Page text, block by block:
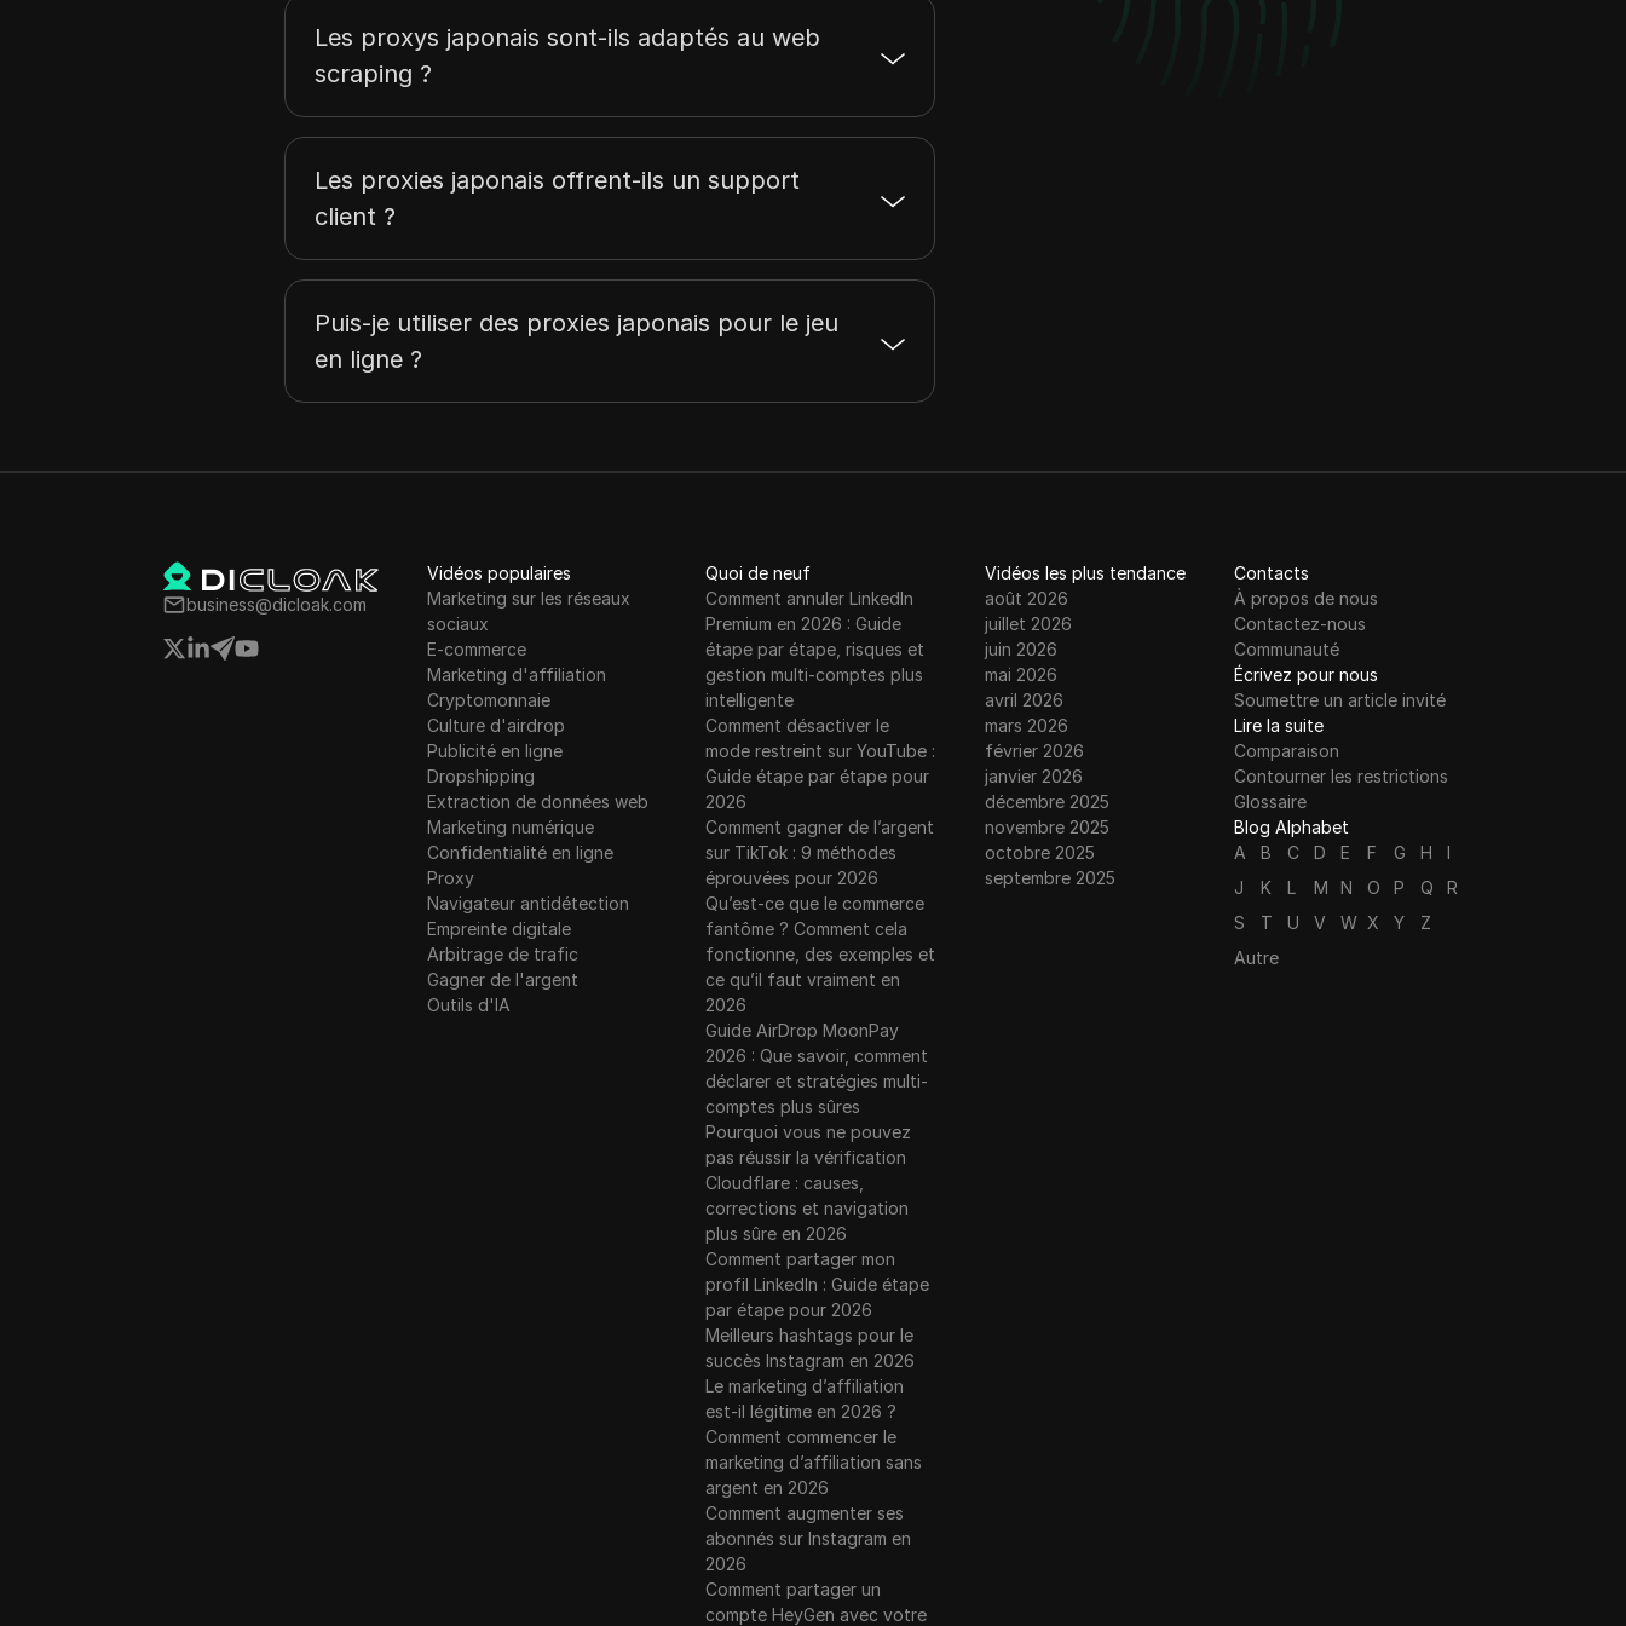
Slovénie
Vietnam
Argentine
Japon
Indonésie
comptes, etc.
Les proxys japonais sont-ils adaptés au web
scraping ?
Les proxies japonais offrent-ils un support
client ?
Puis-je utiliser des proxies japonais pour le jeu
en ligne ?
business@dicloak.com
Vidéos populaires
Marketing sur les réseaux
sociaux
E-commerce
Marketing d'affiliation
Cryptomonnaie
Culture d'airdrop
Publicité en ligne
Dropshipping
Extraction de données web
Marketing numérique
Confidentialité en ligne
Proxy
Navigateur antidétection
Empreinte digitale
Arbitrage de trafic
Gagner de l'argent
Outils d'IA
Quoi de neuf
Comment annuler LinkedIn
Premium en 2026 : Guide
étape par étape, risques et
gestion multi-comptes plus
intelligente
Comment désactiver le
mode restreint sur YouTube :
Guide étape par étape pour
2026
Comment gagner de l’argent
sur TikTok : 9 méthodes
éprouvées pour 2026
Qu’est-ce que le commerce
fantôme ? Comment cela
fonctionne, des exemples et
ce qu’il faut vraiment en
2026
Guide AirDrop MoonPay
2026 : Que savoir, comment
déclarer et stratégies multi-
comptes plus sûres
Pourquoi vous ne pouvez
pas réussir la vérification
Cloudflare : causes,
corrections et navigation
plus sûre en 2026
Comment partager mon
profil LinkedIn : Guide étape
par étape pour 2026
Meilleurs hashtags pour le
succès Instagram en 2026
Le marketing d’affiliation
est-il légitime en 2026 ?
Comment commencer le
marketing d’affiliation sans
argent en 2026
Comment augmenter ses
abonnés sur Instagram en
2026
Comment partager un
compte HeyGen avec votre
Vidéos les plus tendance
août 2026
juillet 2026
juin 2026
mai 2026
avril 2026
mars 2026
février 2026
janvier 2026
décembre 2025
novembre 2025
octobre 2025
septembre 2025
Contacts
À propos de nous
Contactez-nous
Communauté
Écrivez pour nous
Soumettre un article invité
Lire la suite
Comparaison
Contourner les restrictions
Glossaire
Blog Alphabet
A
B C D E F G H
I
J
K L M N O P Q
R
S
T U V W X Y
Z
Autre